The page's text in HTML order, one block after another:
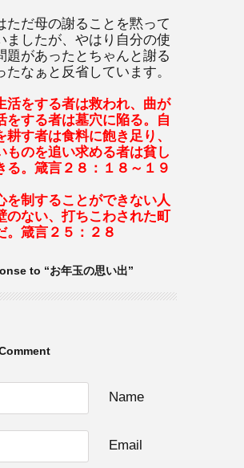
ただ母の謝ることを黙って
ましたが、やはり自分の使
題があったとちゃんと謝る
たなぁと反省しています。
活をする者は救われ、曲が
をする者は墓穴に陥る。自
耕す者は食料に飽き足り、
ものを追い求める者は貧し
る。箴言２８：１８～１９
を制することができない人
のない、打ちこわされた町
。箴言２５：２８
to “お年玉の思い出”
Name
Email